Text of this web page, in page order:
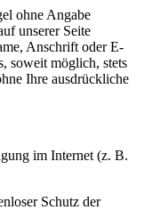
ohne Angabe
unserer Seite
Anschrift oder E-
soweit möglich, stets
Ihre ausdrückliche
im Internet (z. B.
Schutz der